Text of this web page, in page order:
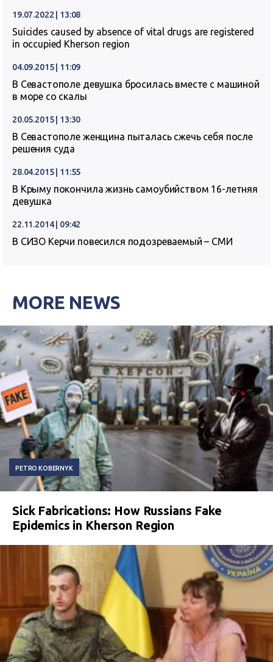
19.07.2022 | 13:08
Suicides caused by absence of vital drugs are registered
in occupied Kherson region
04.09.2015 | 11:09
В Севастополе девушка бросилась вместе с машиной
в море со скалы
20.05.2015 | 13:30
В Севастополе женщина пыталась сжечь себя после
решения суда
28.04.2015 | 11:55
В Крыму покончила жизнь самоубийством 16-летняя
девушка
22.11.2014 | 09:42
В СИЗО Керчи повесился подозреваемый – СМИ
MORE NEWS
PETRO KOBERNYK
Sick Fabrications: How Russians Fake
Epidemics in Kherson Region